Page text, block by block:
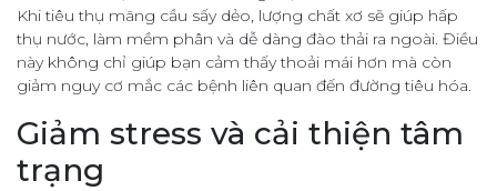
Khi tiêu thụ mãng cầu sấy dẻo, lượng chất xơ sẽ giúp hấp
thụ nước, làm mềm phân và dễ dàng đào thải ra ngoài. Điều
này không chỉ giúp bạn cảm thấy thoải mái hơn mà còn
giảm nguy cơ mắc các bệnh liên quan đến đường tiêu hóa.
Giảm stress và cải thiện tâm
trạng